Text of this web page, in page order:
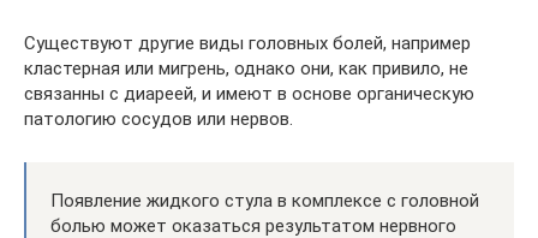
Существуют другие виды головных болей, например
кластерная или мигрень, однако они, как привило, не
связанны с диареей, и имеют в основе органическую
патологию сосудов или нервов.
Появление жидкого стула в комплексе с головной
болью может оказаться результатом нервного